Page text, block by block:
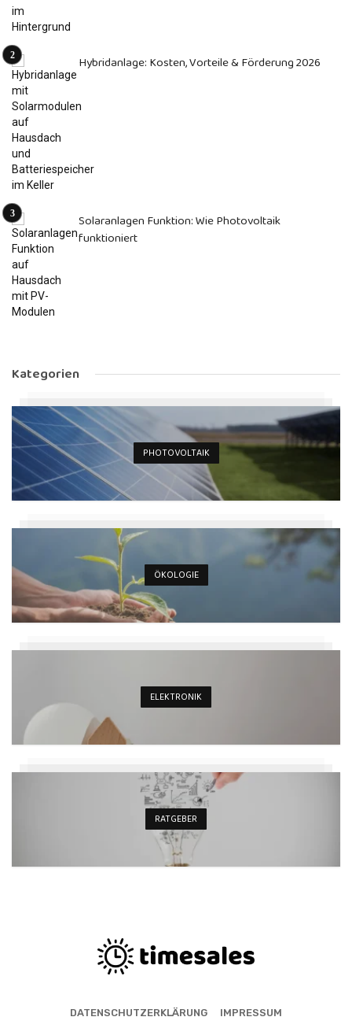
Hybridanlage: Kosten, Vorteile & Förderung 2026
Solaranlagen Funktion: Wie Photovoltaik
funktioniert
Kategorien
PHOTOVOLTAIK
ÖKOLOGIE
ELEKTRONIK
RATGEBER
DATENSCHUTZERKLÄRUNG IMPRESSUM